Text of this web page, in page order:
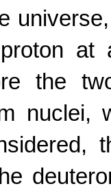
at
the
nuclei,